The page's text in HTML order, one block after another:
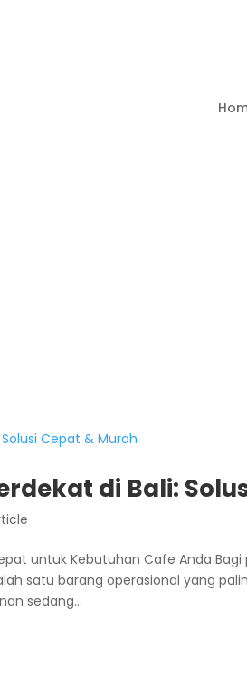
di Bali:
untuk Kebutuhan Cafe Anda
satu barang operasional yang
sedang...